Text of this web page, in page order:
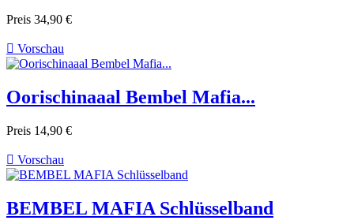
Preis 34,90 €
 Vorschau
Oorischinaaal Bembel Mafia...
Preis 14,90 €
 Vorschau
BEMBEL MAFIA Schlüsselband